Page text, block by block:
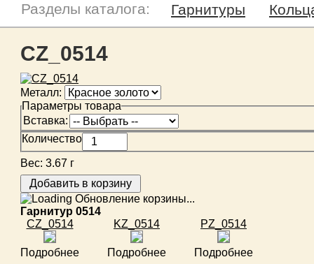
Разделы каталога: Гарнитуры
CZ_0514
Металл:
Параметры товара
Вставка:
Количество
Вес: 3.67 г
Обновление корзины...
Гарнитур 0514
CZ_0514
Подробнее
KZ_0514
Подробнее
PZ_0514
Подробнее